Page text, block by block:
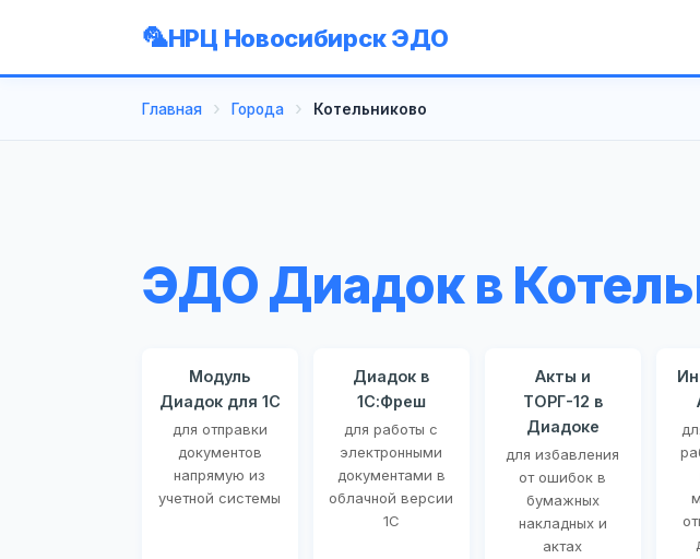
НРЦ Новосибирск ЭДО
Главная Города Котельниково
ЭДО Диадок в
Модуль
Диадок для 1С
для отправки
документов
напрямую из
учетной системы
Диадок в
1С:Фреш
для работы с
электронными
документами в
облачной версии
1С
Акты и
ТОРГ-12 в
Диадоке
для избавления
от ошибок в
бумажных
накладных и
актах